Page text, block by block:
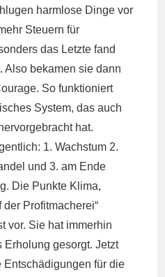
harmlose Dinge vor
Steuern für
das Letzte fand
Also bekamen sie dann
So funktioniert
System, das auch
hat.
1. Wachstum 2.
und 3. am Ende
Die Punkte Klima,
der Profitmacherei“
vor. Sie hat immerhin
Erholung gesorgt. Jetzt
für die